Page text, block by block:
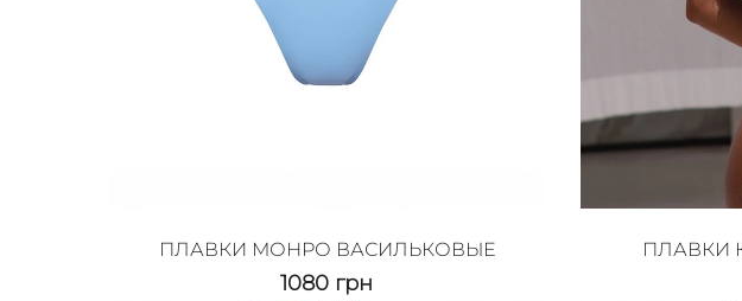
ПЛАВКИ МОНРО ВАСИЛЬКОВЫЕ
1080 грн
ПЛАВКИ